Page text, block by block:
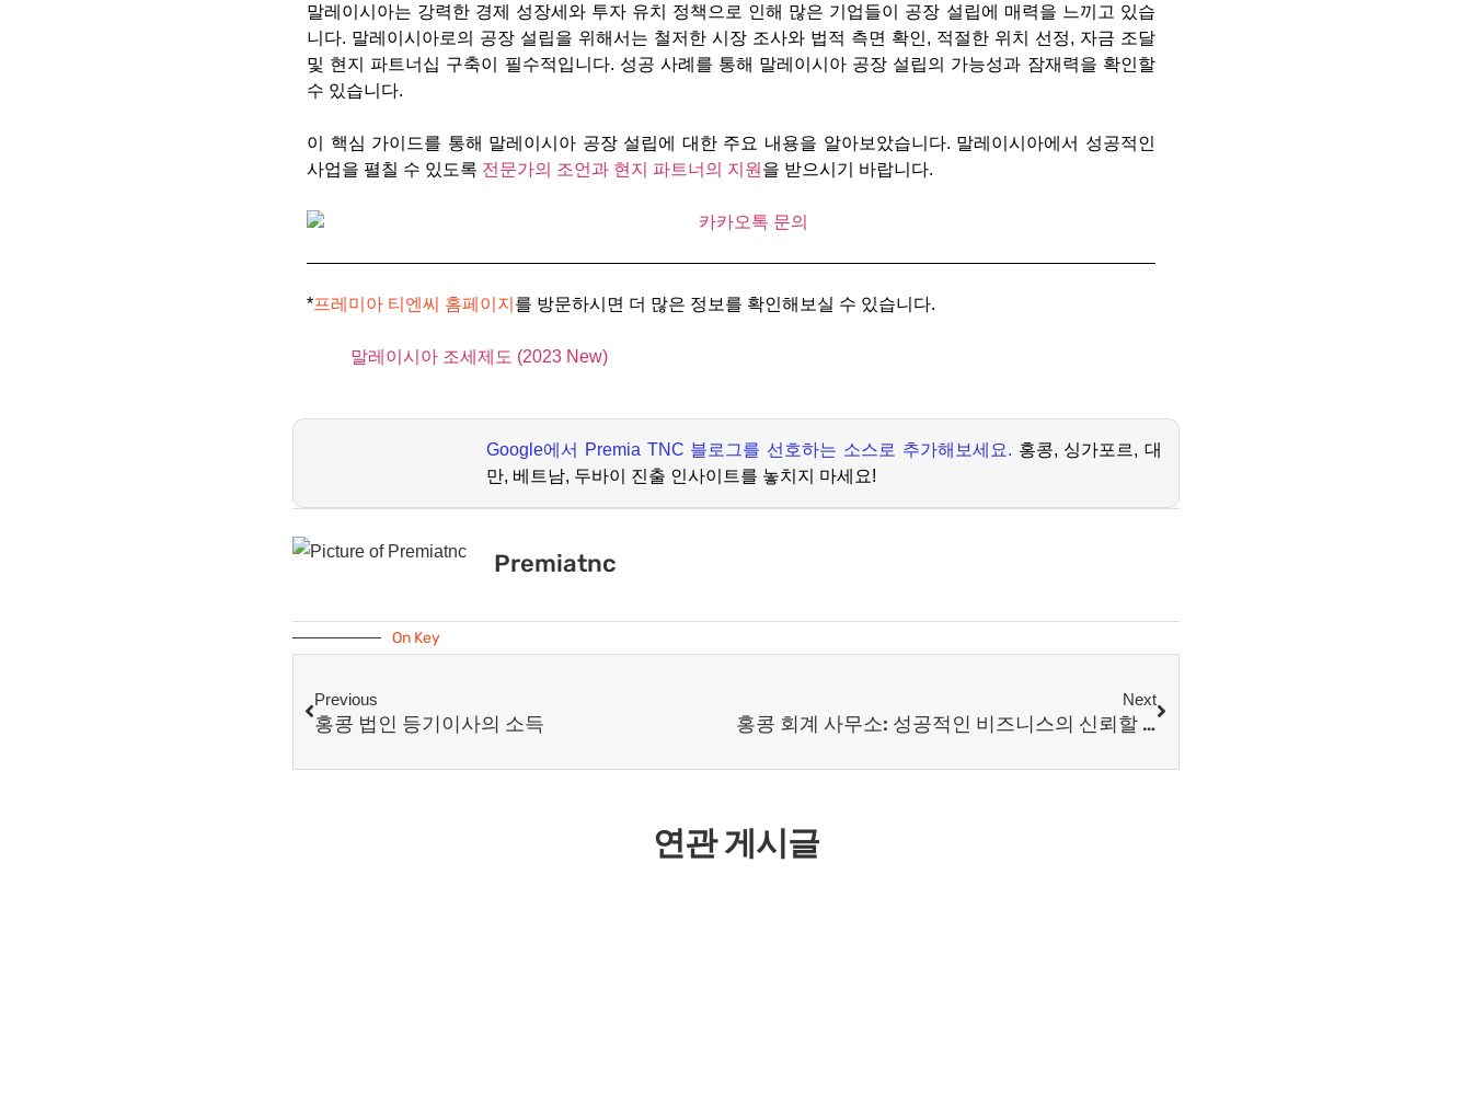
말레이시아는 강력한 경제 성장세와 투자 유치 정책으로 인해 많은 기업들이 공장 설립에 매력을 느끼고 있습
니다. 말레이시아로의 공장 설립을 위해서는 철저한 시장 조사와 법적 측면 확인, 적절한 위치 선정, 자금 조달
및 현지 파트너십 구축이 필수적입니다. 성공 사례를 통해 말레이시아 공장 설립의 가능성과 잠재력을 확인할
수 있습니다.
이 핵심 가이드를 통해 말레이시아 공장 설립에 대한 주요 내용을 알아보았습니다. 말레이시아에서 성공적인
사업을 펼칠 수 있도록 전문가의 조언과 현지 파트너의 지원 을 받으시기 바랍니다.
*프레미아 티엔씨 홈페이지 를 방문하시면 더 많은 정보를 확인해보실 수 있습니다.
말레이시아 조세제도 (2023 New)
Google에서 Premia TNC 블로그를 선호하는 소스로 추가해보세요. 홍콩, 싱가포르,대
만, 베트남, 두바이 진출 인사이트를 놓치지 마세요!
Premiatnc
On Key
Previous
홍콩 법인 등기이사의 소득
Next
홍콩 회계 사무소: 성공적인 비즈니스의 신뢰할 수 있는 조력자
연관 게시글